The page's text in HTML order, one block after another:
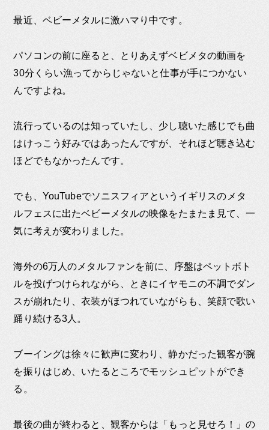
最近、ベビーメタルに激ハマり中です。
パソコンの前に座ると、とりあえずベビメタの動画を
30分くらい漁ってからじゃないと仕事が手につかない
んですよね。
流行っているのは知っていたし、少し聴いた感じでも曲
はけっこう好みではあったんですが、それほど聴き込む
ほどでもなかったんです。
でも、YouTubeでソニスフィアというイギリスのメタ
ルフェスに出たベビーメタルの映像をたまたま見て、一
気に考えが変わりました。
海外の6万人のメタルファンを前に、序盤はペットボト
ルを投げつけられながら、ときにイヤモニの不調でダン
スが崩れたり、衣装がほつれていながらも、笑顔で歌い
踊り続ける3人。
ブーイングは徐々に歓声に変わり、静かだった観客が腕
を振りはじめ、いたるところでモッシュピットができ
る。
最後の曲が終わると、観客からは「もっと見せろ！」の